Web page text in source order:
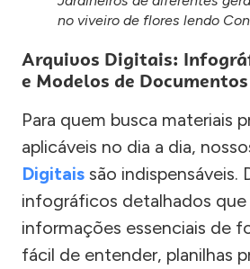
no viveiro de flores lendo
Arquivos Digitais:
e Modelos de Documentos
Para quem busca materiais
aplicáveis no dia a dia,
Digitais são indispensáveis.
infográficos detalhados que
informações essenciais de
fácil de entender, planilhas